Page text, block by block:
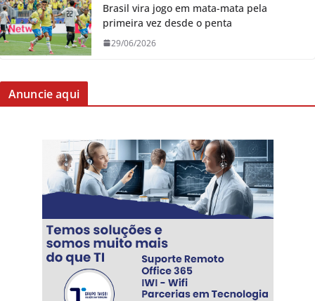
Brasil vira jogo em mata-mata pela
primeira vez desde o penta
29/06/2026
Anuncie aqui